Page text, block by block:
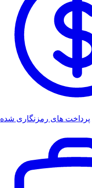
پرداخت های رمزنگاری شده